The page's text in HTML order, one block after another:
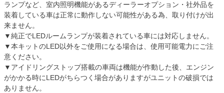
ランプなど、室内照明機能があるディーラーオプション・社外品を
装着している車は正常に動作しない可能性がある為、取り付けが出
来ません。
▼純正でLEDルームランプが装着されている車には対応しません。
▼本キットのLED以外をご使用になる場合は、使用可能電力にご注
意ください。
▼アイドリングストップ搭載の車両は機能が作動した後、エンジン
がかかる時にLEDがちらつく場合がありますがユニットの破損では
ありません。